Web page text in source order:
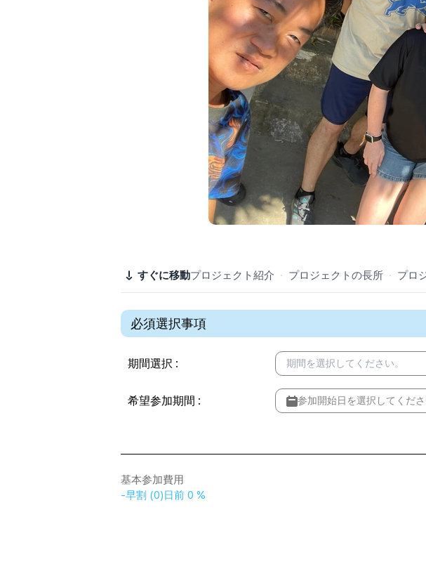
すぐに移動プロジェクト紹介 · プロジェクトの長所 · プロ
必須選択事項
期間選択 : 期間を選択してください。
希望参加期間 : 参加開始日を選択してくださ
基本参加費用
-早割 (0)日前 0 %